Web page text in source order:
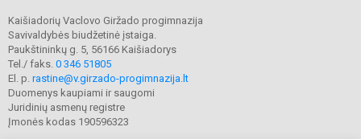
Kaišiadorių Vaclovo Giržado progimnazija
Savivaldybės biudžetinė įstaiga.
Paukštininkų g. 5, 56166 Kaišiadorys
Tel./ faks. 0 346 51805
El. p. rastine@v.girzado-progimnazija.lt
Duomenys kaupiami ir saugomi
Juridinių asmenų registre
Įmonės kodas 190596323